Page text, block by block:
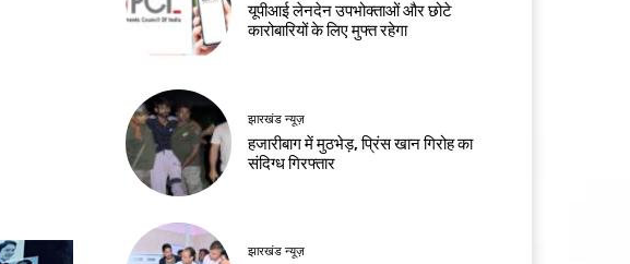
यूपीआई लेनदेन उपभोक्ताओं और छोटे
कारोबारियों के लिए मुफ्त रहेगा
झारखंड न्यूज़
हजारीबाग में मुठभेड़, प्रिंस खान गिरोह का
संदिग्ध गिरफ्तार
झारखंड न्यूज़